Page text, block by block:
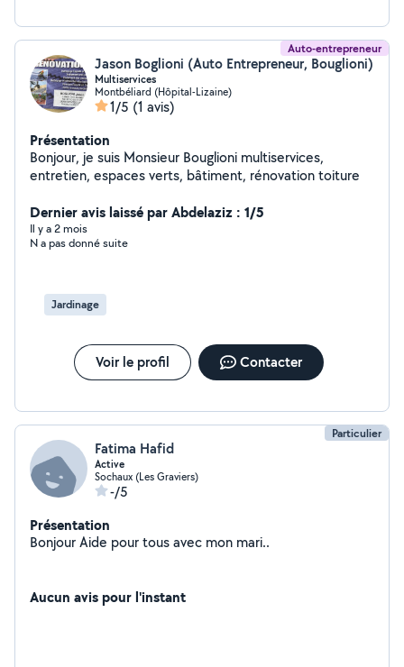
Auto-entrepreneur
Jason Boglioni (Auto Entrepreneur, Bouglioni)
Multiservices
Montbéliard (Hôpital-Lizaine)
1/5 (1 avis)
Présentation
Bonjour, je suis Monsieur Bouglioni multiservices,
entretien, espaces verts, bâtiment, rénovation toiture
Dernier avis laissé par Abdelaziz : 1/5
Il y a 2 mois
N a pas donné suite
Jardinage
Voir le profil Contacter
Particulier
Fatima Hafid
Active
Sochaux (Les Graviers)
-/5
Présentation
Bonjour Aide pour tous avec mon mari..
Aucun avis pour l'instant